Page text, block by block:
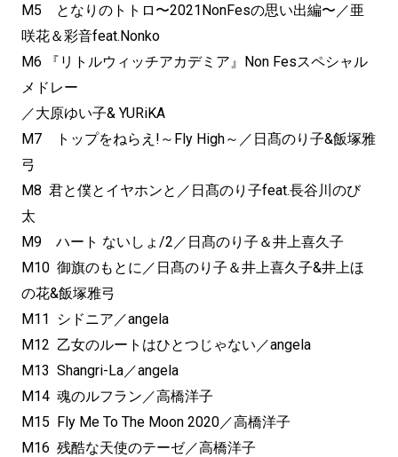
M5 となりのトトロ〜2021NonFesの思い出編〜／亜
咲花＆彩音feat.Nonko
M6 『リトルウィッチアカデミア』Non Fesスペシャル
メドレー
／大原ゆい子& YURiKA
M7 トップをねらえ!～Fly High～／日髙のり子&飯塚雅
弓
M8 君と僕とイヤホンと／日髙のり子feat.長谷川のび
太
M9 ハート ないしょ/2／日髙のり子＆井上喜久子
M10 御旗のもとに／日髙のり子＆井上喜久子&井上ほ
の花&飯塚雅弓
M11 シドニア／angela
M12 乙女のルートはひとつじゃない／angela
M13 Shangri-La／angela
M14 魂のルフラン／高橋洋子
M15 Fly Me To The Moon 2020／高橋洋子
M16 残酷な天使のテーゼ／高橋洋子